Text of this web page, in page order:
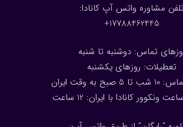
تلفن مشاوره واتس آپ کانادا:
17788462445+
تماس: دوشنبه تا شنبه
تعطیلات: روزهای یکشنبه
به وقت ایران
ونکوور کانادا با ایران: 1 2 ساعت